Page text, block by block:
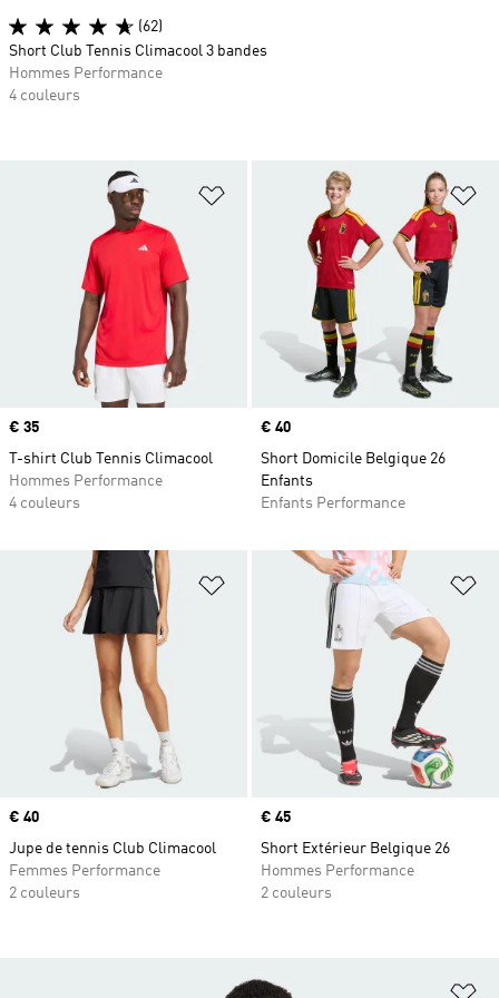
Ajouter à la Liste de produits
Prix
€ 35
T-shirt Club Tennis Climacool
Hommes Performance
4 couleurs
Prix
€ 40
Short Domicile Belgique 26
Enfants
Enfants Performance
Ajouter à la Liste de produits
Prix
€ 40
Jupe de tennis Club Climacool
Femmes Performance
2 couleurs
Prix
€ 45
Short Extérieur Belgique 26
Hommes Performance
2 couleurs
(62)
Short Club Tennis Climacool 3 bandes
Hommes Performance
4 couleurs